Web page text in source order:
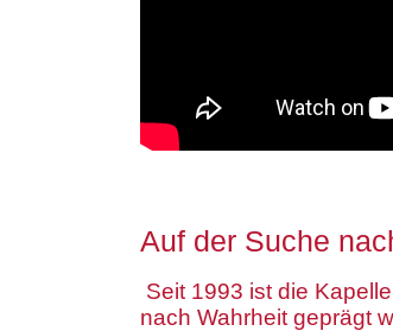
Auf der Suche
Seit 1993 ist die
nach Wahrheit geprägt